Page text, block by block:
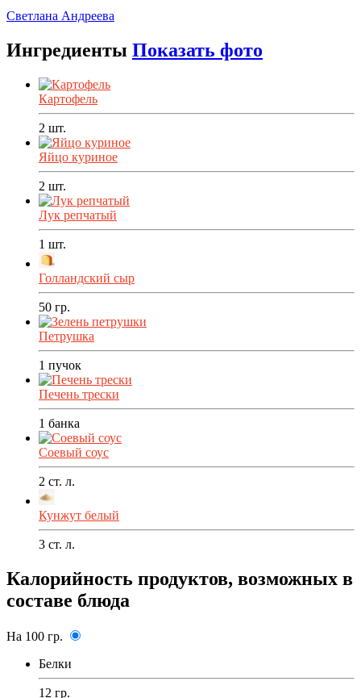
Светлана Андреева
Ингредиенты Показать фото
Картофель
2 шт.
Яйцо куриное
2 шт.
Лук репчатый
1 шт.
Голландский сыр
50 гр.
Петрушка
1 пучок
Печень трески
1 банка
Соевый соус
2 ст. л.
Кунжут белый
3 ст. л.
Калорийность продуктов, возможных в
составе блюда
На 100 гр.
Белки
12 гр.